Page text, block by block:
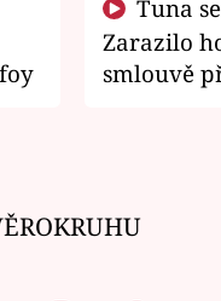
Zarazilo
smlouvě